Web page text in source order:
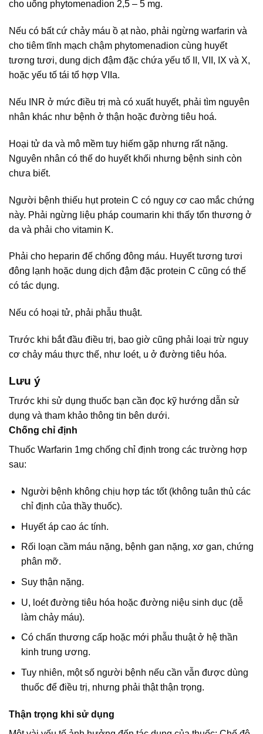
cho uống phytomenadion 2,5 – 5 mg.
Nếu có bất cứ chảy máu ồ ạt nào, phải ngừng warfarin và
cho tiêm tĩnh mạch chậm phytomenadion cùng huyết
tương tươi, dung dịch đậm đặc chứa yếu tố II, VII, IX và X,
hoặc yếu tố tái tổ hợp VIIa.
Nếu INR ở mức điều trị mà có xuất huyết, phải tìm nguyên
nhân khác như bệnh ở thận hoặc đường tiêu hoá.
Hoại tử da và mô mềm tuy hiếm gặp nhưng rất nặng.
Nguyên nhân có thế do huyết khối nhưng bệnh sinh còn
chưa biết.
Người bệnh thiếu hụt protein C có nguy cơ cao mắc chứng
này. Phải ngừng liệu pháp coumarin khi thấy tổn thương ở
da và phải cho vitamin K.
Phải cho heparin đế chống đông máu. Huyết tương tươi
đông lạnh hoặc dung dịch đậm đặc protein C cũng có thế
có tác dụng.
Nếu có hoại tử, phải phẫu thuật.
Trước khi bắt đầu điều trị, bao giờ cũng phải loại trừ nguy
cơ chảy máu thực thế, như loét, u ở đường tiêu hóa.
Lưu ý
Trước khi sử dụng thuốc bạn cần đọc kỹ hướng dẫn sử
dụng và tham khảo thông tin bên dưới.
Chống chỉ định
Thuốc Warfarin 1mg chống chỉ định trong các trường hợp
sau:
Người bệnh không chịu hợp tác tốt (không tuân thủ các
chỉ định của thầy thuốc).
Huyết áp cao ác tính.
Rối loạn cầm máu nặng, bệnh gan nặng, xơ gan, chứng
phân mỡ.
Suy thận nặng.
U, loét đường tiêu hóa hoặc đường niệu sinh dục (dễ
làm chảy máu).
Có chấn thương cấp hoặc mới phẫu thuật ở hệ thần
kinh trung ương.
Tuy nhiên, một số người bệnh nếu cần vẫn được dùng
thuốc để điều trị, nhưng phải thật thận trọng.
Thận trọng khi sử dụng